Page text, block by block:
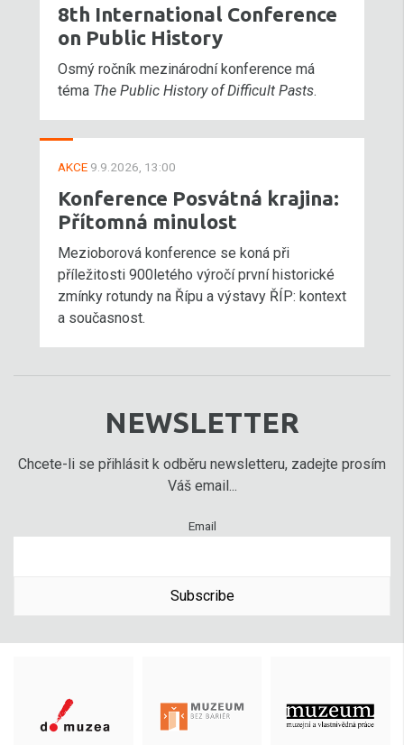
8th International Conference
on Public History
Osmý ročník mezinárodní konference má
téma The Public History of Difficult Pasts.
AKCE 9.9.2026, 13:00
Konference Posvátná krajina:
Přítomná minulost
Mezioborová konference se koná při
příležitosti 900letého výročí první historické
zmínky rotundy na Řípu a výstavy ŘÍP: kontext
a současnost.
NEWSLETTER
Chcete-li se přihlásit k odběru newsletteru, zadejte prosím
Váš email...
Email
Subscribe